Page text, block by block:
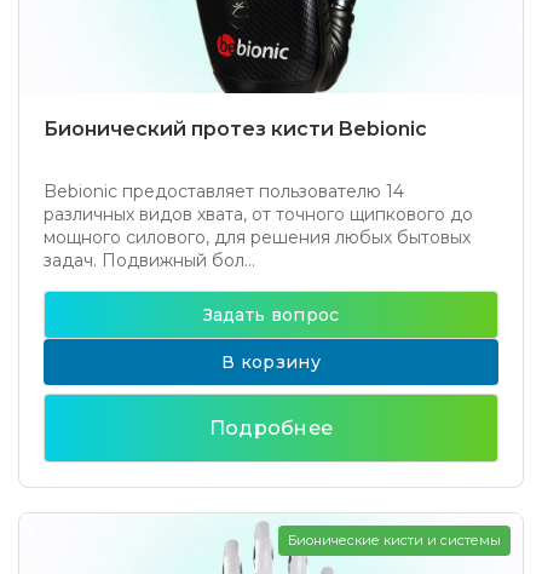
Бионический протез кисти Bebionic
Bebionic предоставляет пользователю 14
различных видов хвата, от точного щипкового до
мощного силового, для решения любых бытовых
задач. Подвижный бол...
Задать вопрос
В корзину
Подробнее
Бионические кисти и системы